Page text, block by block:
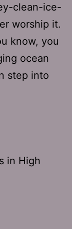
clean-ice-
worship it.
know, you
ocean
step into
in High